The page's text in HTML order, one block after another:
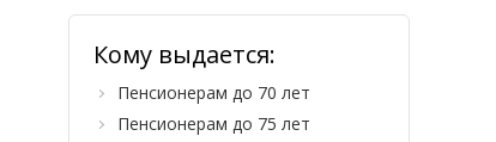
Кому выдается:
Пенсионерам до 70 лет
Пенсионерам до 75 лет